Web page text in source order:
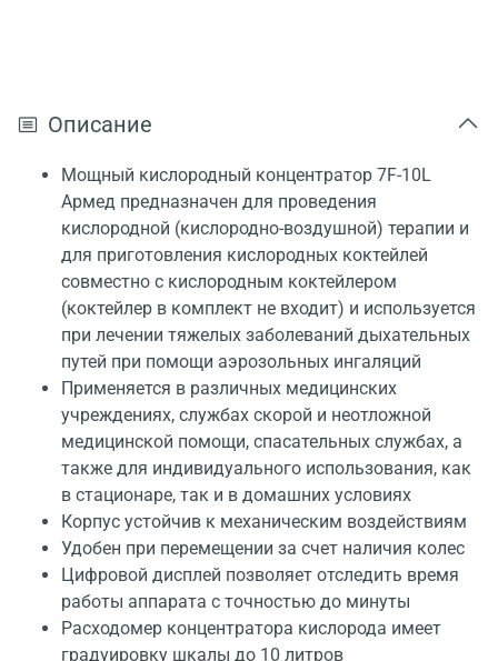
Описание
Мощный кислородный концентратор 7F-10L
Армед предназначен для проведения
кислородной (кислородно-воздушной) терапии и
для приготовления кислородных коктейлей
совместно с кислородным коктейлером
(коктейлер в комплект не входит) и используется
при лечении тяжелых заболеваний дыхательных
путей при помощи аэрозольных ингаляций
Применяется в различных медицинских
учреждениях, службах скорой и неотложной
медицинской помощи, спасательных службах, а
также для индивидуального использования, как
в стационаре, так и в домашних условиях
Корпус устойчив к механическим воздействиям
Удобен при перемещении за счет наличия колес
Цифровой дисплей позволяет отследить время
работы аппарата с точностью до минуты
Расходомер концентратора кислорода имеет
градуировку шкалы до 10 литров